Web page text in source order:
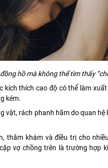
hồ mà không thể tìm thấy
thích cao độ có thể làm
kém.
rách phanh hãm do quan hệ
thăm khám và điều trị cho
vợ chồng trên là trường hợp